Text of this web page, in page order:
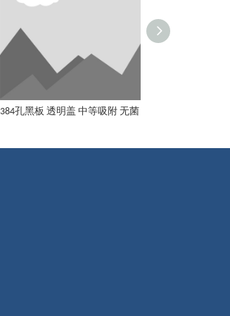
384孔黑板 透明盖 中等吸附 无菌